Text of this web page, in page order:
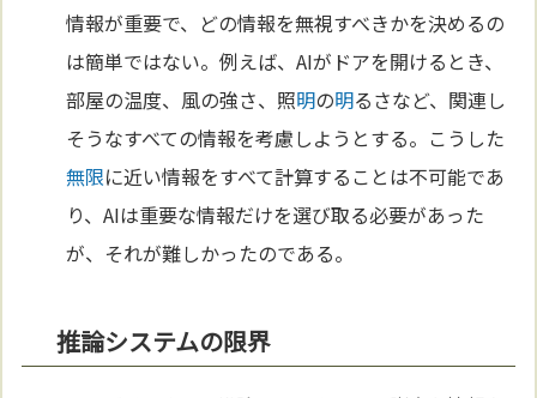
情報が重要で、どの情報を無視すべきかを決めるの
は簡単ではない。例えば、AIがドアを開けるとき、
部屋の温度、風の強さ、照明の明るさなど、関連し
そうなすべての情報を考慮しようとする。こうした
無限に近い情報をすべて計算することは不可能であ
り、AIは重要な情報だけを選び取る必要があった
が、それが難しかったのである。
推論システムの限界